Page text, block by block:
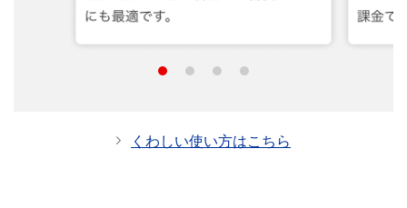
くわしい使い方はこちら